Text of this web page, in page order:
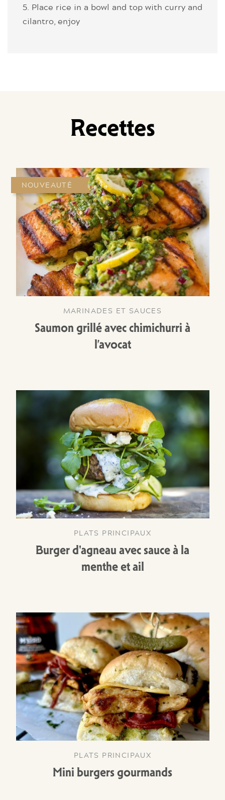
5. Place rice in a bowl and top with curry and
cilantro, enjoy
Recettes
NOUVEAUTÉ
MARINADES ET SAUCES
Saumon grillé avec chimichurri à
l’avocat
PLATS PRINCIPAUX
Burger d'agneau avec sauce à la
menthe et ail
PLATS PRINCIPAUX
Mini burgers gourmands